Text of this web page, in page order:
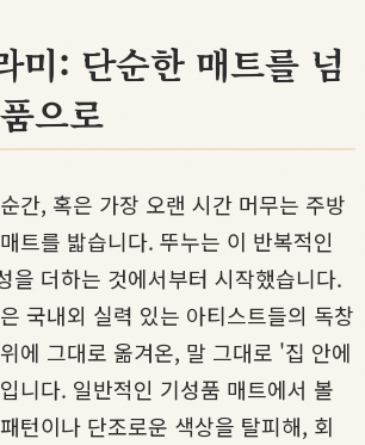
미: 단순한 매트를 넘
으로
간, 혹은 가장 오랜 시간 머무는 주방
트를 밟습니다. 뚜누는 이 반복적인
을 더하는 것에서부터 시작했습니다.
국내외 실력 있는 아티스트들의 독창
에 그대로 옮겨온, 말 그대로 '집 안에
니다. 일반적인 기성품 매트에서 볼
턴이나 단조로운 색상을 탈피해, 회